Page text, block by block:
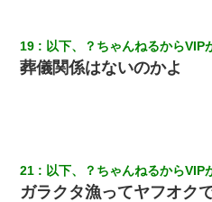
婚活パーティーでよく会う美女が
てしても結婚て難しいんだなぁ…
19 以下、？ちゃんねるからVIP
葬儀関係はないのかよ
21 以下、？ちゃんねるからVIP
ガラクタ漁ってヤフオク